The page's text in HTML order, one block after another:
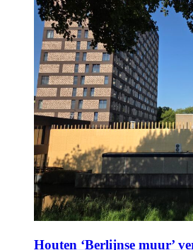
Houten ‘Berlijnse muur’